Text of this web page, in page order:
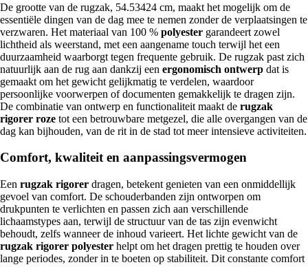
De grootte van de rugzak, 54.53424 cm, maakt het mogelijk om de
essentiële dingen van de dag mee te nemen zonder de verplaatsingen te
verzwaren. Het materiaal van 100 % polyester garandeert zowel
lichtheid als weerstand, met een aangename touch terwijl het een
duurzaamheid waarborgt tegen frequente gebruik. De rugzak past zich
natuurlijk aan de rug aan dankzij een ergonomisch ontwerp dat is
gemaakt om het gewicht gelijkmatig te verdelen, waardoor
persoonlijke voorwerpen of documenten gemakkelijk te dragen zijn.
De combinatie van ontwerp en functionaliteit maakt de rugzak
rigorer roze tot een betrouwbare metgezel, die alle overgangen van de
dag kan bijhouden, van de rit in de stad tot meer intensieve activiteiten.
Comfort, kwaliteit en aanpassingsvermogen
Een rugzak rigorer dragen, betekent genieten van een onmiddellijk
gevoel van comfort. De schouderbanden zijn ontworpen om
drukpunten te verlichten en passen zich aan verschillende
lichaamstypes aan, terwijl de structuur van de tas zijn evenwicht
behoudt, zelfs wanneer de inhoud varieert. Het lichte gewicht van de
rugzak rigorer polyester helpt om het dragen prettig te houden over
lange periodes, zonder in te boeten op stabiliteit. Dit constante comfort